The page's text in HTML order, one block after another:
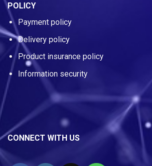
POLICY
Payment policy
Delivery policy
Product insurance policy
Information security
CONNECT WITH US